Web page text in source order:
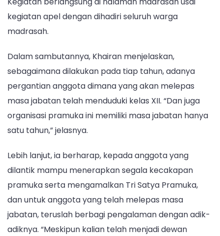
kegiatan apel dengan dihadiri seluruh warga
madrasah.
Dalam sambutannya, Khairan menjelaskan,
sebagaimana dilakukan pada tiap tahun, adanya
pergantian anggota dimana yang akan melepas
masa jabatan telah menduduki kelas XII. “Dan juga
organisasi pramuka ini memiliki masa jabatan hanya
satu tahun,” jelasnya.
Lebih lanjut, ia berharap, kepada anggota yang
dilantik mampu menerapkan segala kecakapan
pramuka serta mengamalkan Tri Satya Pramuka,
dan untuk anggota yang telah melepas masa
jabatan, teruslah berbagi pengalaman dengan adik-
adiknya. “Meskipun kalian telah menjadi dewan